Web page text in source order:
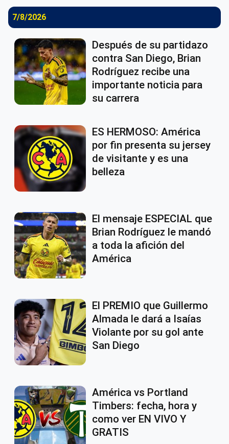
7/8/2026
Después de su partidazo
contra San Diego, Brian
Rodríguez recibe una
importante noticia para
su carrera
ES HERMOSO: América
por fin presenta su jersey
de visitante y es una
belleza
El mensaje ESPECIAL que
Brian Rodríguez le mandó
a toda la afición del
América
El PREMIO que Guillermo
Almada le dará a Isaías
Violante por su gol ante
San Diego
América vs Portland
Timbers: fecha, hora y
como ver EN VIVO Y
GRATIS